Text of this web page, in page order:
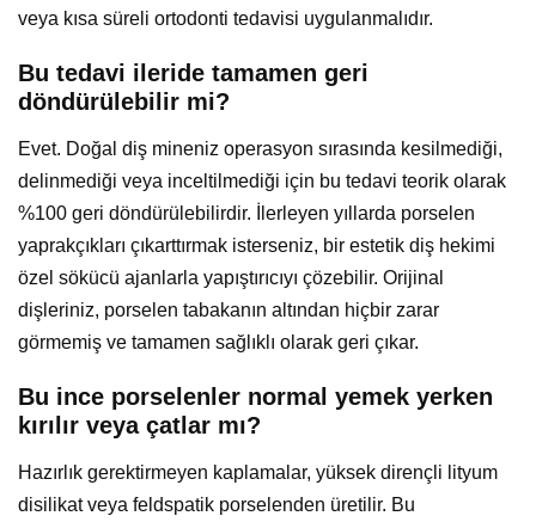
veya kısa süreli ortodonti tedavisi uygulanmalıdır.
Bu tedavi ileride tamamen geri
döndürülebilir mi?
Evet. Doğal diş mineniz operasyon sırasında kesilmediği,
delinmediği veya inceltilmediği için bu tedavi teorik olarak
%100 geri döndürülebilirdir. İlerleyen yıllarda porselen
yaprakçıkları çıkarttırmak isterseniz, bir estetik diş hekimi
özel sökücü ajanlarla yapıştırıcıyı çözebilir. Orijinal
dişleriniz, porselen tabakanın altından hiçbir zarar
görmemiş ve tamamen sağlıklı olarak geri çıkar.
Bu ince porselenler normal yemek yerken
kırılır veya çatlar mı?
Hazırlık gerektirmeyen kaplamalar, yüksek dirençli lityum
disilikat veya feldspatik porselenden üretilir. Bu